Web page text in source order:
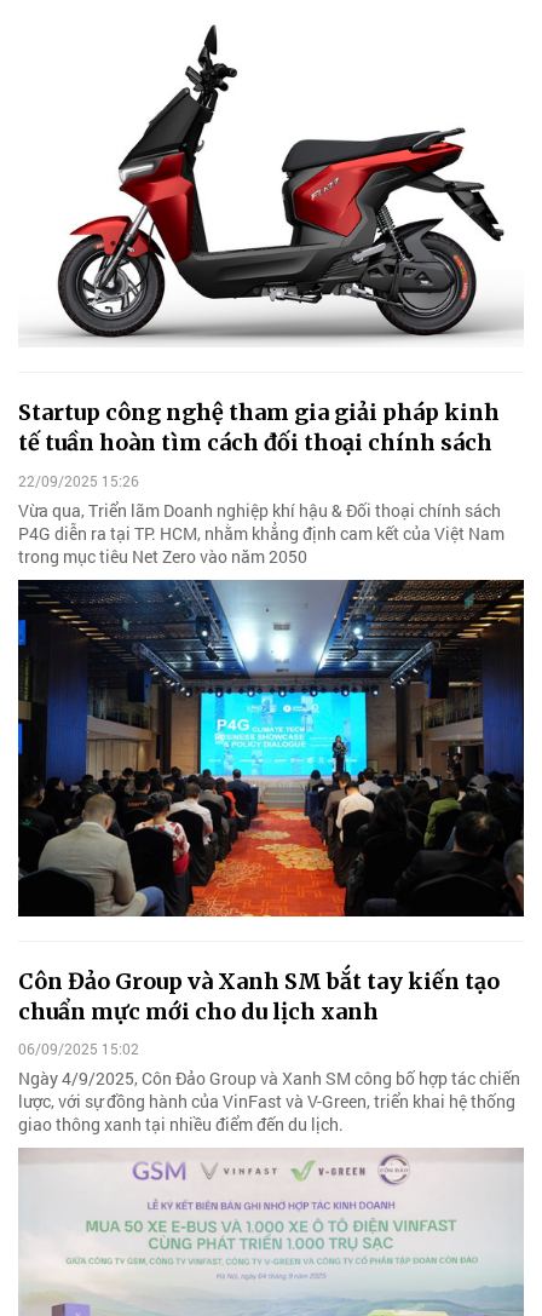
Startup công nghệ tham gia giải pháp kinh
tế tuần hoàn tìm cách đối thoại chính sách
22/09/2025 15:26
Vừa qua, Triển lãm Doanh nghiệp khí hậu & Đối thoại chính sách
P4G diễn ra tại TP. HCM, nhằm khẳng định cam kết của Việt Nam
trong mục tiêu Net Zero vào năm 2050
Côn Đảo Group và Xanh SM bắt tay kiến tạo
chuẩn mực mới cho du lịch xanh
06/09/2025 15:02
Ngày 4/9/2025, Côn Đảo Group và Xanh SM công bố hợp tác chiến
lược, với sự đồng hành của VinFast và V-Green, triển khai hệ thống
giao thông xanh tại nhiều điểm đến du lịch.